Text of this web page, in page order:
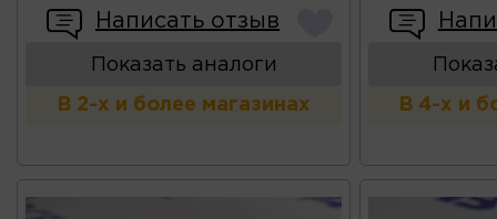
Написать отзыв
Показать аналоги
В 2-х и более магазинах В 4-х и